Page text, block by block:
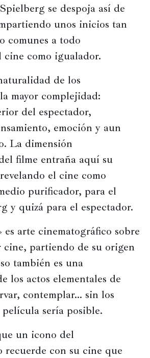
se despoja así de
unos inicios tan
comunes a todo
como igualador.
de los
mayor complejidad:
del espectador,
emoción y aun
La dimensión
filme entraña aquí su
el cine como
purificador, para el
y quizá para el espectador.
es arte cinematográfico sobre
cine, partiendo de su origen
también es una
los actos elementales de
contemplar… sin los
sería posible.
un icono del
recuerde con su cine que